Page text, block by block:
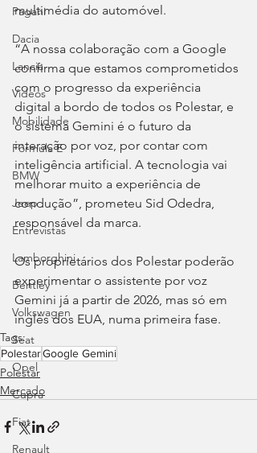
Pagani
Dacia
Lancia
Videos
Mobilidade
Fórmula E
BMW
Jeep
Entrevistas
Lamborghini
Bentley
Volkswagen
Seat
Opel
Cupra
Fiat
Renault
multimédia do automóvel.
“A nossa colaboração com a Google
confirma que estamos comprometidos
com o progresso da experiência
digital a bordo de todos os Polestar, e
o sistema Gemini é o futuro da
interação por voz, por contar com
inteligência artificial. A tecnologia vai
melhorar muito a experiência de
condução”, prometeu Sid Odedra,
responsável da marca.
Os proprietários dos Polestar poderão
experimentar o assistente por voz
Gemini já a partir de 2026, mas só em
inglês dos EUA, numa primeira fase.
Tags:
PolestarGoogle Gemini
Polestar
Mercado